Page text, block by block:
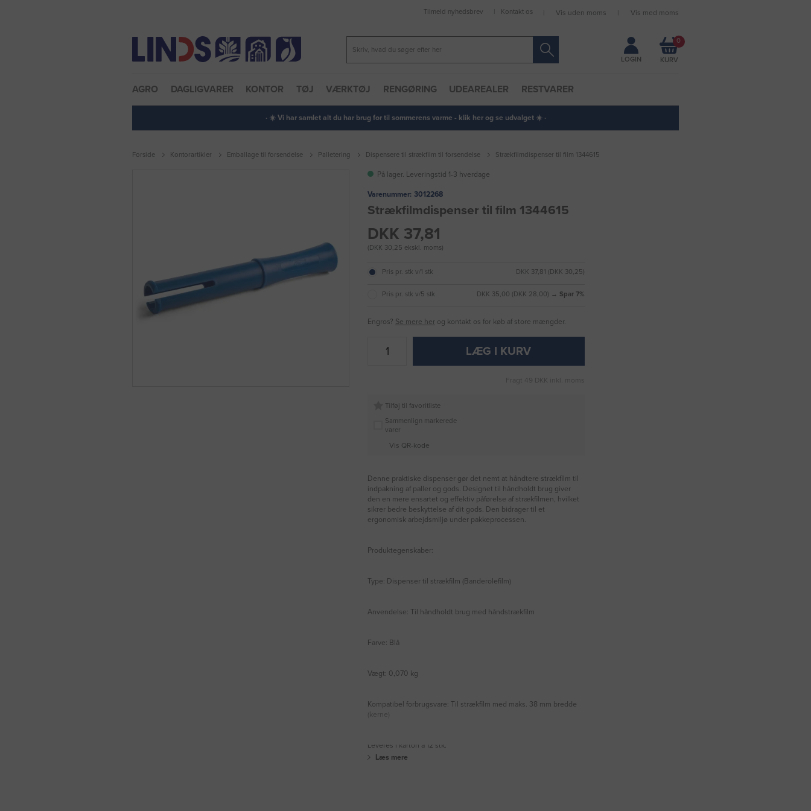
Forbliv logget ind
Tilmeld nyhedsbrev Kontakt os Vis uden moms Vis med moms
LOGIN
0
AGRO DAGLIGVARER KONTOR TØJ VÆRKTØJ RENGØRING UDEAREALER RESTVARER
· ☀️ Vi har samlet alt du har brug for til sommerens varme - klik her og se udvalget ☀️ ·
Forside Kontorartikler Emballage til forsendelse Palletering Dispensere til strækfilm til forsendelse Strækfilmdispenser til film 1344615
På lager. Leveringstid 1-3 hverdage
Varenummer: 3012268
Strækfilmdispenser til film 1344615
DKK 37,81
(DKK 30,25 ekskl. moms)
Pris pr. stk v/1 stk DKK 37,81 (DKK 30,25)
Pris pr. stk v/5 stk DKK 35,00 (DKK 28,00) → Spar 7%
Engros? Se mere her og kontakt os for køb af store mængder.
LÆG I KURV
Fragt 49 DKK inkl. moms
Tilføj til favoritliste
Sammenlign markerede
varer
Vis QR-kode
Denne praktiske dispenser gør det nemt at håndtere strækfilm til
indpakning af paller og gods. Designet til håndholdt brug giver
den en mere ensartet og effektiv påførelse af strækfilmen, hvilket
sikrer bedre beskyttelse af dit gods. Den bidrager til et
ergonomisk arbejdsmiljø under pakkeprocessen.
Produktegenskaber:
Type: Dispenser til strækfilm (Banderolefilm)
Anvendelse: Til håndholdt brug med håndstrækfilm
Farve: Blå
Vægt: 0,070 kg
Kompatibel forbrugsvare: Til strækfilm med maks. 38 mm bredde
(kerne)
Leveres i karton á 12 stk.
Læs mere